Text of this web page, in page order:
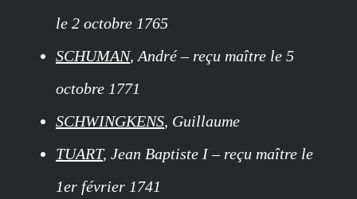
le 2 octobre 1765
SCHUMAN, André – reçu maître le 5
octobre 1771
SCHWINGKENS, Guillaume
TUART, Jean Baptiste I – reçu maître le
1er février 1741